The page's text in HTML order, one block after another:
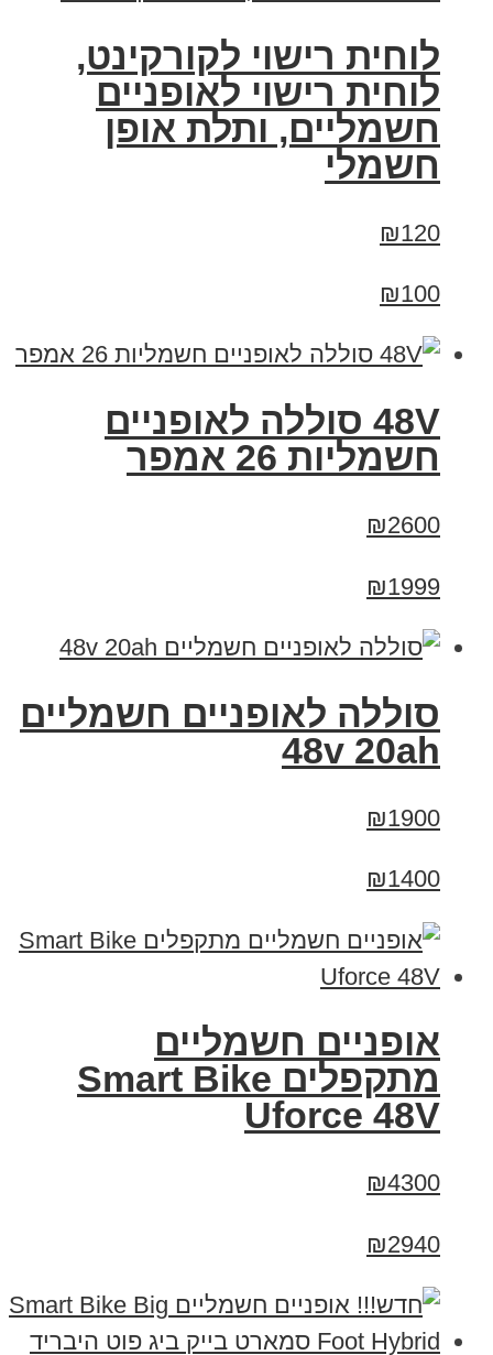
לוחית רישוי לקורקינט,
לוחית רישוי לאופניים
חשמליים, ותלת אופן
חשמלי
₪120
₪100
48V סוללה לאופניים
חשמליות 26 אמפר
₪2600
₪1999
סוללה לאופניים חשמליים
48v 20ah
₪1900
₪1400
אופניים חשמליים
מתקפלים Smart Bike
Uforce 48V
₪4300
₪2940